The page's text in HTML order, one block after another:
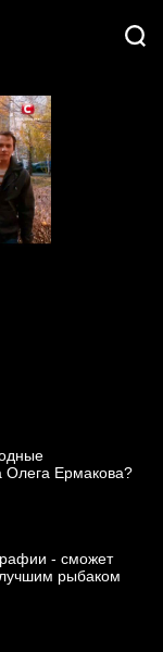
Олега Ермакова?
- сможет
рыбаком